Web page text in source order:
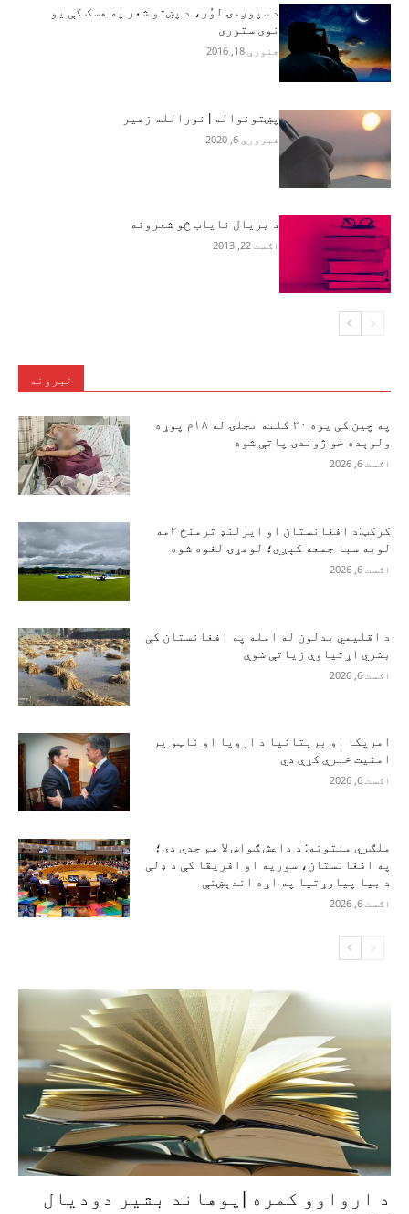
د سپوږمۍ لوُر، د پښتو شعر په هسک کې یو
نوی ستوری
جنوري 18, 2016
پښتونواله | نورالله زهير
فبروري 6, 2020
د بريال ناياب څو شعرونه
اګست 22, 2013
خبرونه
په چین کې یوه ۲۰ کلنه نجلۍ له ۱۸م پوړه
ولوېده خو ژوندۍ پاتې شوه
اګست 6, 2026
کرکټ:د افغانستان او ایرلنډ ترمنځ ۲مه
لوبه سبا جمعه کېږي؛ لومړۍ لغوه شوه
اګست 6, 2026
د اقلیمي بدلون له امله په افغانستان کې
بشري اړتیاوې زیاتې شوې
اګست 6, 2026
امریکا او برېتانیا د اروپا او ناټو پر
امنیت خبرې کړې دي
اګست 6, 2026
ملګري ملتونه: د داعش ګواښ لا هم جدي دی؛
په افغانستان، سوریه او افریقا کې د ډلې
د بیا پیاوړتیا په اړه اندېښنې
اګست 6, 2026
د ارواوو کمره |پوهاند بشیر دودیال